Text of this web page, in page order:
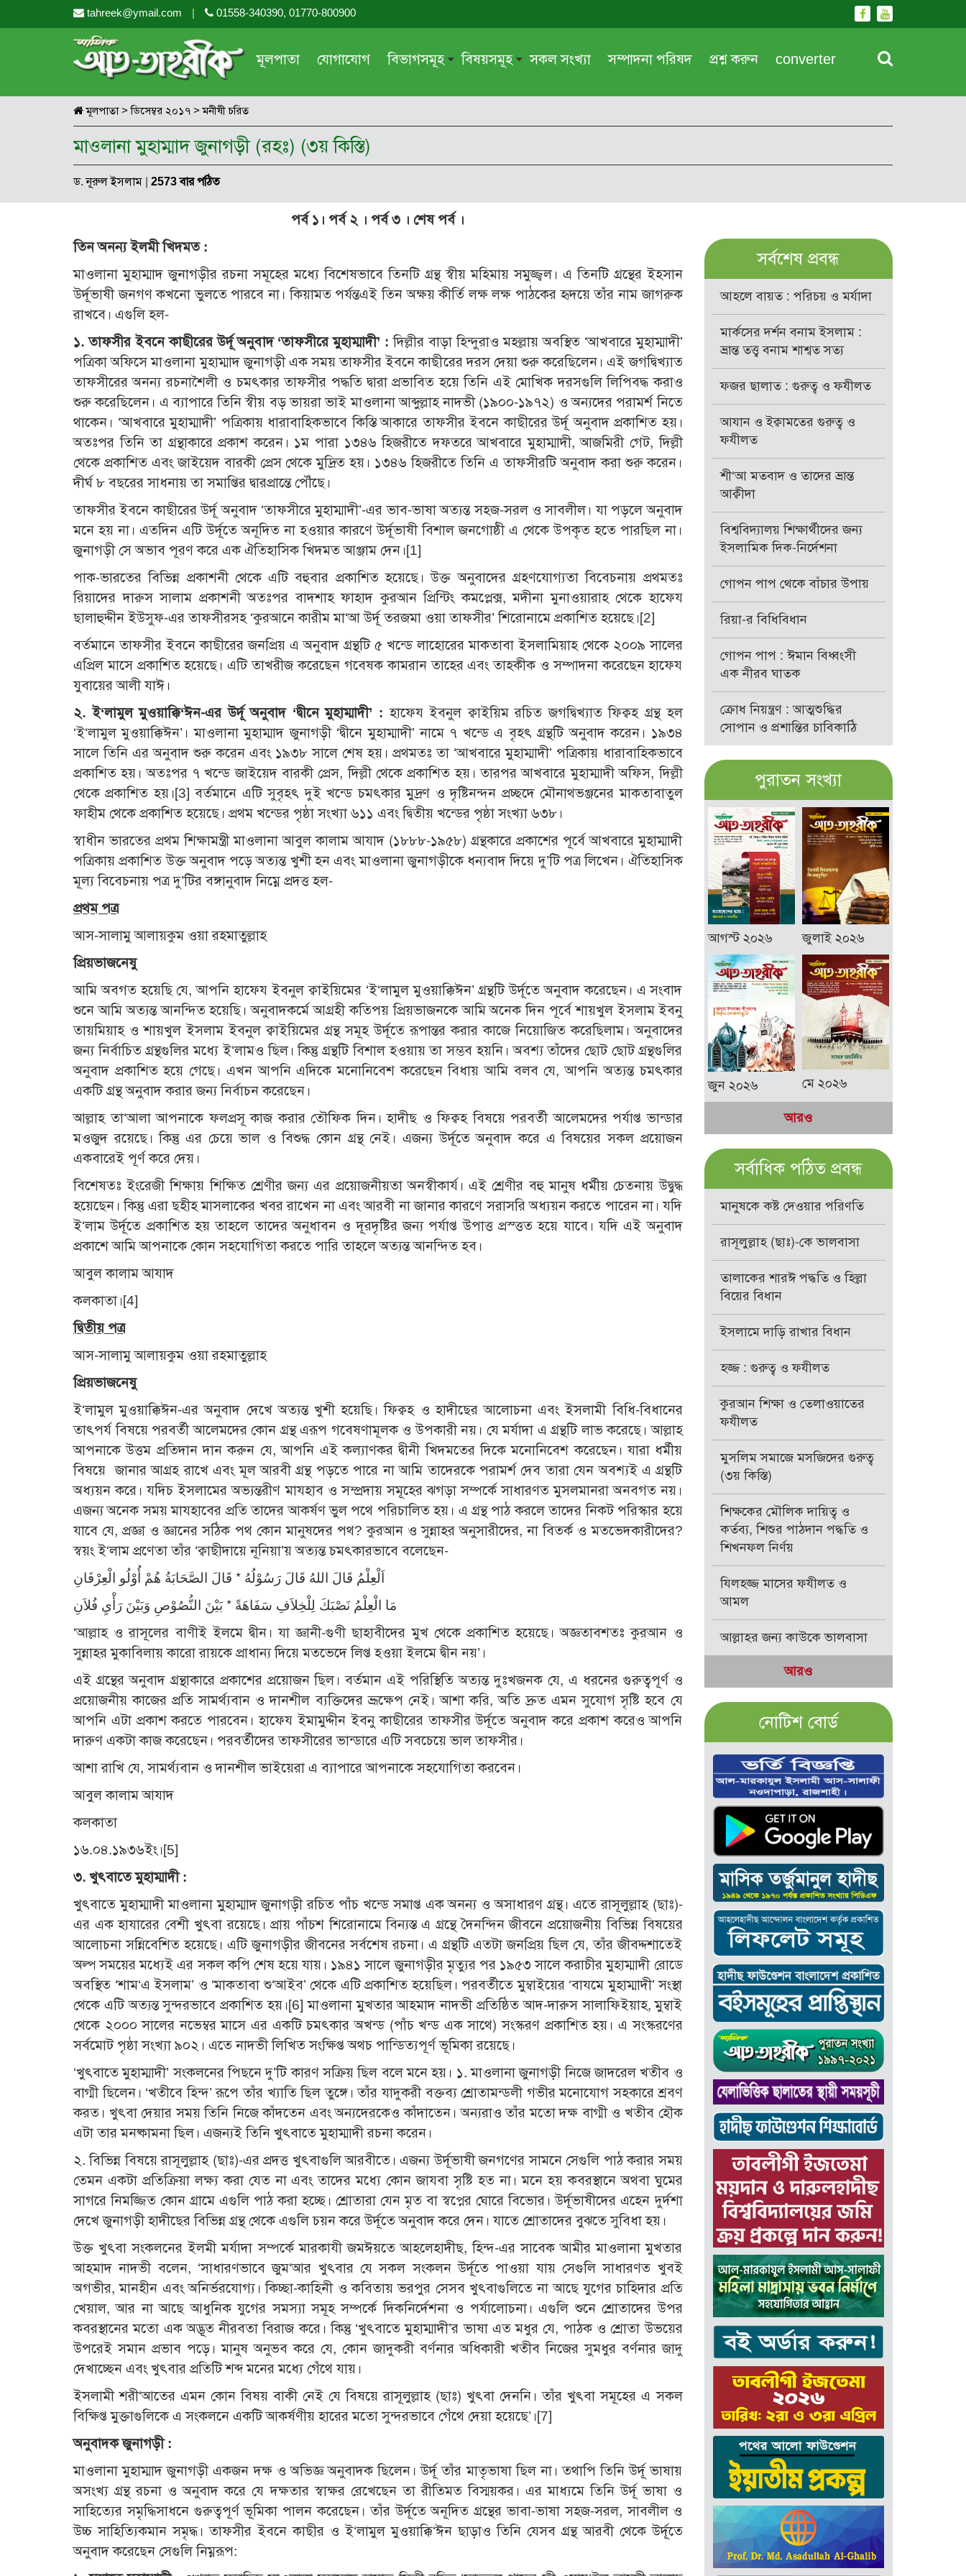
tahreek@ymail.com | 01558-340390, 01770-800900
মূলপাতা যোগাযোগ বিভাগসমূহ
সাময়িক প্রসঙ্গ
মহিলা অঙ্গন
বিষয়সমূহ
পরকাল
তারবিয়াত
সকল সংখ্যা সম্পাদনা পরিষদ প্রশ্ন করুন converter
মূলপাতা> ডিসেম্বর ২০১৭ > মনীষী চরিত
মাওলানা মুহাম্মাদ জুনাগড়ী (রহঃ) (৩য় কিস্তি)
ড. নূরুল ইসলাম | 2573 বার পঠিত
পর্ব ১ । পর্ব ২ । পর্ব ৩ । শেষ পর্ব।
তিন অনন্য ইলমী খিদমত :
মাওলানা মুহাম্মাদ জুনাগড়ীর রচনা সমূহের মধ্যে বিশেষভাবে তিনটি গ্রন্থ স্বীয় মহিমায় সমুজ্জ্বল। এ তিনটি গ্রন্থের ইহসান
উর্দূভাষী জনগণ কখনো ভুলতে পারবে না। কিয়ামত পর্যন্তএই তিন অক্ষয় কীর্তি লক্ষ লক্ষ পাঠকের হৃদয়ে তাঁর নাম জাগরুক
রাখবে। এগুলি হল-
১. তাফসীর ইবনে কাছীরের উর্দূ অনুবাদ ‘তাফসীরে মুহাম্মাদী’ :দিল্লীর বাড়া হিন্দুরাও মহল্লায় অবস্থিত ‘আখবারে মুহাম্মাদী’
পত্রিকা অফিসে মাওলানা মুহাম্মাদ জুনাগড়ী এক সময় তাফসীর ইবনে কাছীরের দরস দেয়া শুরু করেছিলেন। এই জগদ্বিখ্যাত
তাফসীরের অনন্য রচনাশৈলী ও চমৎকার তাফসীর পদ্ধতি দ্বারা প্রভাবিত হয়ে তিনি এই মোখিক দরসগুলি লিপিবদ্ধ করাও
শুরু করেছিলেন। এ ব্যাপারে তিনি স্বীয় বড় ভায়রা ভাই মাওলানা আব্দুল্লাহ নাদভী (১৯০০-১৯৭২) ও অন্যদের পরামর্শ নিতে
থাকেন। ‘আখবারে মুহাম্মাদী’ পত্রিকায় ধারাবাহিকভাবে কিস্তি আকারে তাফসীর ইবনে কাছীরের উর্দূ অনুবাদ প্রকাশিত হয়।
অতঃপর তিনি তা গ্রন্থাকারে প্রকাশ করেন। ১ম পারা ১৩৪৬ হিজরীতে দফতরে আখবারে মুহাম্মাদী, আজমিরী গেট, দিল্লী
থেকে প্রকাশিত এবং জাইয়েদ বারকী প্রেস থেকে মুদ্রিত হয়। ১৩৪৬ হিজরীতে তিনি এ তাফসীরটি অনুবাদ করা শুরু করেন।
দীর্ঘ ৮ বছরের সাধনায় তা সমাপ্তির দ্বারপ্রান্তে পৌঁছে।
তাফসীর ইবনে কাছীরের উর্দূ অনুবাদ ‘তাফসীরে মুহাম্মাদী’-এর ভাব-ভাষা অত্যন্ত সহজ-সরল ও সাবলীল। যা পড়লে অনুবাদ
মনে হয় না। এতদিন এটি উর্দূতে অনূদিত না হওয়ার কারণে উর্দূভাষী বিশাল জনগোষ্ঠী এ থেকে উপকৃত হতে পারছিল না।
জুনাগড়ী সে অভাব পূরণ করে এক ঐতিহাসিক খিদমত আঞ্জাম দেন।[1]
পাক-ভারতের বিভিন্ন প্রকাশনী থেকে এটি বহুবার প্রকাশিত হয়েছে। উক্ত অনুবাদের গ্রহণযোগ্যতা বিবেচনায় প্রথমতঃ
রিয়াদের দারুস সালাম প্রকাশনী অতঃপর বাদশাহ ফাহাদ কুরআন প্রিন্টিং কমপ্লেক্স, মদীনা মুনাওয়ারাহ থেকে হাফেয
ছালাহুদ্দীন ইউসুফ-এর তাফসীরসহ ‘কুরআনে কারীম মা‘আ উর্দূ তরজমা ওয়া তাফসীর’ শিরোনামে প্রকাশিত হয়েছে।[2]
বর্তমানে তাফসীর ইবনে কাছীরের জনপ্রিয় এ অনুবাদ গ্রন্থটি ৫ খন্ডে লাহোরের মাকতাবা ইসলামিয়াহ থেকে ২০০৯ সালের
এপ্রিল মাসে প্রকাশিত হয়েছে। এটি তাখরীজ করেছেন গবেষক কামরান তাহের এবং তাহকীক ও সম্পাদনা করেছেন হাফেয
যুবায়ের আলী যাঈ।
২. ই‘লামুল মুওয়াক্কি‘ঈন-এর উর্দূ অনুবাদ ‘দ্বীনে মুহাম্মাদী’ :হাফেয ইবনুল ক্বাইয়িম রচিত জগদ্বিখ্যাত ফিক্বহ গ্রন্থ হল
‘ই‘লামুল মুওয়াক্কিঈন’। মাওলানা মুহাম্মাদ জুনাগড়ী ‘দ্বীনে মুহাম্মাদী’ নামে ৭ খন্ডে এ বৃহৎ গ্রন্থটি অনুবাদ করেন। ১৯৩৪
সালে তিনি এর অনুবাদ শুরু করেন এবং ১৯৩৮ সালে শেষ হয়। প্রথমতঃ তা ‘আখবারে মুহাম্মাদী’ পত্রিকায় ধারাবাহিকভাবে
প্রকাশিত হয়। অতঃপর ৭ খন্ডে জাইয়েদ বারকী প্রেস, দিল্লী থেকে প্রকাশিত হয়। তারপর আখবারে মুহাম্মাদী অফিস, দিল্লী
থেকে প্রকাশিত হয়।[3] বর্তমানে এটি সুবৃহৎ দুই খন্ডে চমৎকার মুদ্রণ ও দৃষ্টিনন্দন প্রচ্ছদে মৌনাথভঞ্জনের মাকতাবাতুল
ফাহীম থেকে প্রকাশিত হয়েছে। প্রথম খন্ডের পৃষ্ঠা সংখ্যা ৬১১ এবং দ্বিতীয় খন্ডের পৃষ্ঠা সংখ্যা ৬৩৮।
স্বাধীন ভারতের প্রথম শিক্ষামন্ত্রী মাওলানা আবুল কালাম আযাদ (১৮৮৮-১৯৫৮) গ্রন্থকারে প্রকাশের পূর্বে আখবারে মুহাম্মাদী
পত্রিকায় প্রকাশিত উক্ত অনুবাদ পড়ে অত্যন্ত খুশী হন এবং মাওলানা জুনাগড়ীকে ধন্যবাদ দিয়ে দু’টি পত্র লিখেন। ঐতিহাসিক
মূল্য বিবেচনায় পত্র দু’টির বঙ্গানুবাদ নিম্নে প্রদত্ত হল-
প্রথম পত্র
আস-সালামু আলায়কুম ওয়া রহমাতুল্লাহ
প্রিয়ভাজনেষু
আমি অবগত হয়েছি যে, আপনি হাফেয ইবনুল ক্বাইয়িমের ‘ই‘লামুল মুওয়াক্কিঈন’ গ্রন্থটি উর্দূতে অনুবাদ করেছেন। এ সংবাদ
শুনে আমি অত্যন্ত আনন্দিত হয়েছি। অনুবাদকর্মে আগ্রহী কতিপয় প্রিয়ভাজনকে আমি অনেক দিন পূর্বে শায়খুল ইসলাম ইবনু
তায়মিয়াহ ও শায়খুল ইসলাম ইবনুল ক্বাইয়িমের গ্রন্থ সমূহ উর্দূতে রূপান্তর করার কাজে নিয়োজিত করেছিলাম। অনুবাদের
জন্য নির্বাচিত গ্রন্থগুলির মধ্যে ই‘লামও ছিল। কিন্তু গ্রন্থটি বিশাল হওয়ায় তা সম্ভব হয়নি। অবশ্য তাঁদের ছোট ছোট গ্রন্থগুলির
অনুবাদ প্রকাশিত হয়ে গেছে। এখন আপনি এদিকে মনোনিবেশ করেছেন বিধায় আমি বলব যে, আপনি অত্যন্ত চমৎকার
একটি গ্রন্থ অনুবাদ করার জন্য নির্বাচন করেছেন।
আল্লাহ তা‘আলা আপনাকে ফলপ্রসূ কাজ করার তৌফিক দিন। হাদীছ ও ফিক্বহ বিষয়ে পরবর্তী আলেমদের পর্যাপ্ত ভান্ডার
মওজুদ রয়েছে। কিন্তু এর চেয়ে ভাল ও বিশুদ্ধ কোন গ্রন্থ নেই। এজন্য উর্দূতে অনুবাদ করে এ বিষয়ের সকল প্রয়োজন
একবারেই পূর্ণ করে দেয়।
বিশেষতঃ ইংরেজী শিক্ষায় শিক্ষিত শ্রেণীর জন্য এর প্রয়োজনীয়তা অনস্বীকার্য। এই শ্রেণীর বহু মানুষ ধর্মীয় চেতনায় উদ্বুদ্ধ
হয়েছেন। কিন্তু এরা ছহীহ মাসলাকের খবর রাখেন না এবং আরবী না জানার কারণে সরাসরি অধ্যয়ন করতে পারেন না। যদি
ই‘লাম উর্দূতে প্রকাশিত হয় তাহলে তাদের অনুধাবন ও দূরদৃষ্টির জন্য পর্যাপ্ত উপাত্ত প্রস্ত্তত হয়ে যাবে। যদি এই অনুবাদ
প্রকাশে আমি আপনাকে কোন সহযোগিতা করতে পারি তাহলে অত্যন্ত আনন্দিত হব।
আবুল কালাম আযাদ
কলকাতা।[4]
দ্বিতীয় পত্র
আস-সালামু আলায়কুম ওয়া রহমাতুল্লাহ
প্রিয়ভাজনেষু
ই‘লামুল মুওয়াক্কিঈন-এর অনুবাদ দেখে অত্যন্ত খুশী হয়েছি। ফিক্বহ ও হাদীছের আলোচনা এবং ইসলামী বিধি-বিধানের
তাৎপর্য বিষয়ে পরবর্তী আলেমদের কোন গ্রন্থ এরূপ গবেষণামূলক ও উপকারী নয়। যে মর্যাদা এ গ্রন্থটি লাভ করেছে। আল্লাহ
আপনাকে উত্তম প্রতিদান দান করুন যে, আপনি এই কল্যাণকর দ্বীনী খিদমতের দিকে মনোনিবেশ করেছেন। যারা ধর্মীয়
বিষয়ে জানার আগ্রহ রাখে এবং মূল আরবী গ্রন্থ পড়তে পারে না আমি তাদেরকে পরামর্শ দেব তারা যেন অবশ্যই এ গ্রন্থটি
অধ্যয়ন করে। যদিচ ইসলামের অভ্যন্তরীণ মাযহাব ও সম্প্রদায় সমূহের ঝগড়া সম্পর্কে সাধারণত মুসলমানরা অনবগত নয়।
এজন্য অনেক সময় মাযহাবের প্রতি তাদের আকর্ষণ ভুল পথে পরিচালিত হয়। এ গ্রন্থ পাঠ করলে তাদের নিকট পরিস্কার হয়ে
যাবে যে, প্রজ্ঞা ও জ্ঞানের সঠিক পথ কোন মানুষদের পথ? কুরআন ও সুন্নাহর অনুসারীদের, না বিতর্ক ও মতভেদকারীদের?
স্বয়ং ই‘লাম প্রণেতা তাঁর ‘ক্বাছীদায়ে নূনিয়া’য় অত্যন্ত চমৎকারভাবে বলেছেন-
اَلْعِلْمُ قَالَ اللهُ قَالَ رَسُوْلُهُ * قَالَ الصَّحَابَةُ هُمْ أُوْلُو الْعِرْفَانِ
مَا الْعِلْمُ نَصْبَكَ لِلْخِلاَفِ سَفَاهَةً * بَيْنَ النُّصُوْصِ وَبَيْنَ رَأْيِ فُلاَنِ
‘আল্লাহ ও রাসূলের বাণীই ইলমে দ্বীন। যা জ্ঞানী-গুণী ছাহাবীদের মুখ থেকে প্রকাশিত হয়েছে। অজ্ঞতাবশতঃ কুরআন ও
সুন্নাহর মুকাবিলায় কারো রায়কে প্রাধান্য দিয়ে মতভেদে লিপ্ত হওয়া ইলমে দ্বীন নয়’।
এই গ্রন্থের অনুবাদ গ্রন্থাকারে প্রকাশের প্রয়োজন ছিল। বর্তমান এই পরিস্থিতি অত্যন্ত দুঃখজনক যে, এ ধরনের গুরুত্বপূর্ণ ও
প্রয়োজনীয় কাজের প্রতি সামর্থ্যবান ও দানশীল ব্যক্তিদের ভ্রূক্ষেপ নেই। আশা করি, অতি দ্রুত এমন সুযোগ সৃষ্টি হবে যে
আপনি এটা প্রকাশ করতে পারবেন। হাফেয ইমামুদ্দীন ইবনু কাছীরের তাফসীর উর্দূতে অনুবাদ করে প্রকাশ করেও আপনি
দারুণ একটা কাজ করেছেন। পরবর্তীদের তাফসীরের ভান্ডারে এটি সবচেয়ে ভাল তাফসীর।
আশা রাখি যে, সামর্থ্যবান ও দানশীল ভাইয়েরা এ ব্যাপারে আপনাকে সহযোগিতা করবেন।
আবুল কালাম আযাদ
কলকাতা
১৬.০৪.১৯৩৬ইং।[5]
৩. খুৎবাতে মুহাম্মাদী :
খুৎবাতে মুহাম্মাদী মাওলানা মুহাম্মাদ জুনাগড়ী রচিত পাঁচ খন্ডে সমাপ্ত এক অনন্য ও অসাধারণ গ্রন্থ। এতে রাসূলুল্লাহ (ছাঃ)-
এর এক হাযারের বেশী খুৎবা রয়েছে। প্রায় পাঁচশ শিরোনামে বিন্যস্ত এ গ্রন্থে দৈনন্দিন জীবনে প্রয়োজনীয় বিভিন্ন বিষয়ের
আলোচনা সন্নিবেশিত হয়েছে। এটি জুনাগড়ীর জীবনের সর্বশেষ রচনা। এ গ্রন্থটি এতটা জনপ্রিয় ছিল যে, তাঁর জীবদ্দশাতেই
অল্প সময়ের মধ্যেই এর সকল কপি শেষ হয়ে যায়। ১৯৪১ সালে জুনাগড়ীর মৃত্যুর পর ১৯৫৩ সালে করাচীর মুহাম্মাদী রোডে
অবস্থিত ‘শাম‘এ ইসলাম’ ও ‘মাকতাবা শু‘আইব’ থেকে এটি প্রকাশিত হয়েছিল। পরবর্তীতে মুম্বাইয়ের ‘বাযমে মুহাম্মাদী’ সংস্থা
থেকে এটি অত্যন্ত সুন্দরভাবে প্রকাশিত হয়।[6] মাওলানা মুখতার আহমাদ নাদভী প্রতিষ্ঠিত আদ-দারুস সালাফিইয়াহ, মুম্বাই
থেকে ২০০০ সালের নভেম্বর মাসে এর একটি চমৎকার অখন্ড (পাঁচ খন্ড এক সাথে) সংস্করণ প্রকাশিত হয়। এ সংস্করণের
সর্বমোট পৃষ্ঠা সংখ্যা ৯০২। এতে নাদভী লিখিত সংক্ষিপ্ত অথচ পান্ডিত্যপূর্ণ ভূমিকা রয়েছে।
‘খুৎবাতে মুহাম্মাদী’ সংকলনের পিছনে দু’টি কারণ সক্রিয় ছিল বলে মনে হয়। ১. মাওলানা জুনাগড়ী নিজে জাদরেল খতীব ও
বাগ্মী ছিলেন। ‘খতীবে হিন্দ’ রূপে তাঁর খ্যাতি ছিল তুঙ্গে। তাঁর যাদুকরী বক্তব্য শ্রোতামন্ডলী গভীর মনোযোগ সহকারে শ্রবণ
করত। খুৎবা দেয়ার সময় তিনি নিজে কাঁদতেন এবং অন্যদেরকেও কাঁদাতেন। অন্যরাও তাঁর মতো দক্ষ বাগ্মী ও খতীব হৌক
এটা তার মনষ্কামনা ছিল। এজন্যই তিনি খুৎবাতে মুহাম্মাদী রচনা করেন।
২. বিভিন্ন বিষয়ে রাসূলুল্লাহ (ছাঃ)-এর প্রদত্ত খুৎবাগুলি আরবীতে। এজন্য উর্দূভাষী জনগণের সামনে সেগুলি পাঠ করার সময়
তেমন একটা প্রতিক্রিয়া লক্ষ্য করা যেত না এবং তাদের মধ্যে কোন জাযবা সৃষ্টি হত না। মনে হয় কবরস্থানে অথবা ঘুমের
সাগরে নিমজ্জিত কোন গ্রামে এগুলি পাঠ করা হচ্ছে। শ্রোতারা যেন মৃত বা স্বপ্নের ঘোরে বিভোর। উর্দূভাষীদের এহেন দুর্দশা
দেখে জুনাগড়ী হাদীছের বিভিন্ন গ্রন্থ থেকে এগুলি চয়ন করে উর্দূতে অনুবাদ করে দেন। যাতে শ্রোতাদের বুঝতে সুবিধা হয়।
উক্ত খুৎবা সংকলনের ইলমী মর্যাদা সম্পর্কে মারকাযী জমঈয়তে আহলেহাদীছ, হিন্দ-এর সাবেক আমীর মাওলানা মুখতার
আহমাদ নাদভী বলেন, ‘সাধারণভাবে জুম‘আর খুৎবার যে সকল সংকলন উর্দূতে পাওয়া যায় সেগুলি সাধারণত খুবই
অগভীর, মানহীন এবং অনির্ভরযোগ্য। কিচ্ছা-কাহিনী ও কবিতায় ভরপুর সেসব খুৎবাগুলিতে না আছে যুগের চাহিদার প্রতি
খেয়াল, আর না আছে আধুনিক যুগের সমস্যা সমূহ সম্পর্কে দিকনির্দেশনা ও পর্যালোচনা। এগুলি শুনে শ্রোতাদের উপর
কবরস্থানের মতো এক অদ্ভূত নীরবতা বিরাজ করে। কিন্তু ‘খুৎবাতে মুহাম্মাদী’র ভাষা এত মধুর যে, পাঠক ও শ্রোতা উভয়ের
উপরেই সমান প্রভাব পড়ে। মানুষ অনুভব করে যে, কোন জাদুকরী বর্ণনার অধিকারী খতীব নিজের সুমধুর বর্ণনার জাদু
দেখাচ্ছেন এবং খুৎবার প্রতিটি শব্দ মনের মধ্যে গেঁথে যায়।
ইসলামী শরী‘আতের এমন কোন বিষয় বাকী নেই যে বিষয়ে রাসূলুল্লাহ (ছাঃ) খুৎবা দেননি। তাঁর খুৎবা সমূহের এ সকল
বিক্ষিপ্ত মুক্তাগুলিকে এ সংকলনে একটি আকর্ষণীয় হারের মতো সুন্দরভাবে গেঁথে দেয়া হয়েছে’।[7]
অনুবাদক জুনাগড়ী :
মাওলানা মুহাম্মাদ জুনাগড়ী একজন দক্ষ ও অভিজ্ঞ অনুবাদক ছিলেন। উর্দূ তাঁর মাতৃভাষা ছিল না। তথাপি তিনি উর্দূ ভাষায়
অসংখ্য গ্রন্থ রচনা ও অনুবাদ করে যে দক্ষতার স্বাক্ষর রেখেছেন তা রীতিমত বিস্ময়কর। এর মাধ্যমে তিনি উর্দূ ভাষা ও
সাহিত্যের সমৃদ্ধিসাধনে গুরুত্বপূর্ণ ভূমিকা পালন করেছেন। তাঁর উর্দূতে অনূদিত গ্রন্থের ভাবা-ভাষা সহজ-সরল, সাবলীল ও
উচ্চ সাহিত্যিকমান সমৃদ্ধ। তাফসীর ইবনে কাছীর ও ই‘লামুল মুওয়াক্কি‘ঈন ছাড়াও তিনি যেসব গ্রন্থ আরবী থেকে উর্দূতে
অনুবাদ করেছেন সেগুলি নিম্নরূপ:
সর্বশেষ প্রবন্ধ
আহলে বায়ত : পরিচয় ও মর্যাদা
মার্কসের দর্শন বনাম ইসলাম :
ভ্রান্ত তত্ত্ব বনাম শাশ্বত সত্য
ফজর ছালাত : গুরুত্ব ও ফযীলত
আযান ও ইক্বামতের গুরুত্ব ও
ফযীলত
শী‘আ মতবাদ ও তাদের ভ্রান্ত
আক্বীদা
বিশ্ববিদ্যালয় শিক্ষার্থীদের জন্য
ইসলামিক দিক-নির্দেশনা
গোপন পাপ থেকে বাঁচার উপায়
রিয়া-র বিধিবিধান
গোপন পাপ : ঈমান বিধ্বংসী
এক নীরব ঘাতক
ক্রোধ নিয়ন্ত্রণ : আত্মশুদ্ধির
সোপান ও প্রশান্তির চাবিকাঠি
পুরাতন সংখ্যা
আগস্ট ২০২৬ জুলাই ২০২৬
জুন ২০২৬ মে ২০২৬
আরও
সর্বাধিক পঠিত প্রবন্ধ
মানুষকে কষ্ট দেওয়ার পরিণতি
রাসূলুল্লাহ (ছাঃ)-কে ভালবাসা
তালাকের শারঈ পদ্ধতি ও হিল্লা
বিয়ের বিধান
ইসলামে দাড়ি রাখার বিধান
হজ্জ : গুরুত্ব ও ফযীলত
কুরআন শিক্ষা ও তেলাওয়াতের
ফযীলত
মুসলিম সমাজে মসজিদের গুরুত্ব
(৩য় কিস্তি)
শিক্ষকের মৌলিক দায়িত্ব ও
কর্তব্য, শিশুর পাঠদান পদ্ধতি ও
শিখনফল নির্ণয়
যিলহজ্জ মাসের ফযীলত ও
আমল
আল্লাহর জন্য কাউকে ভালবাসা
আরও
নোটিশ বোর্ড